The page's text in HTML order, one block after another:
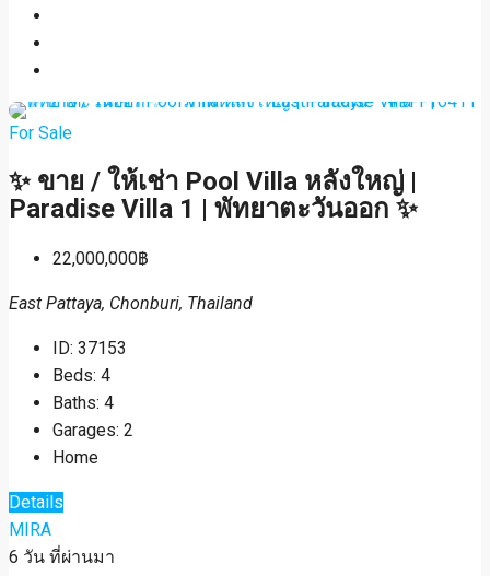
For Sale
✨ ขาย / ให้เช่า Pool Villa หลังใหญ่ |
Paradise Villa 1 | พัทยาตะวันออก ✨
22,000,000฿
East Pattaya, Chonburi, Thailand
ID: 37153
Beds: 4
Baths: 4
Garages: 2
Home
Details
MIRA
6 วัน ที่ผ่านมา